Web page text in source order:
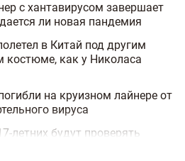
с хантавирусом завершает
ли новая пандемия
в Китай под другим
костюме, как у Николаса
на круизном лайнере от
вируса
летних будут проверять